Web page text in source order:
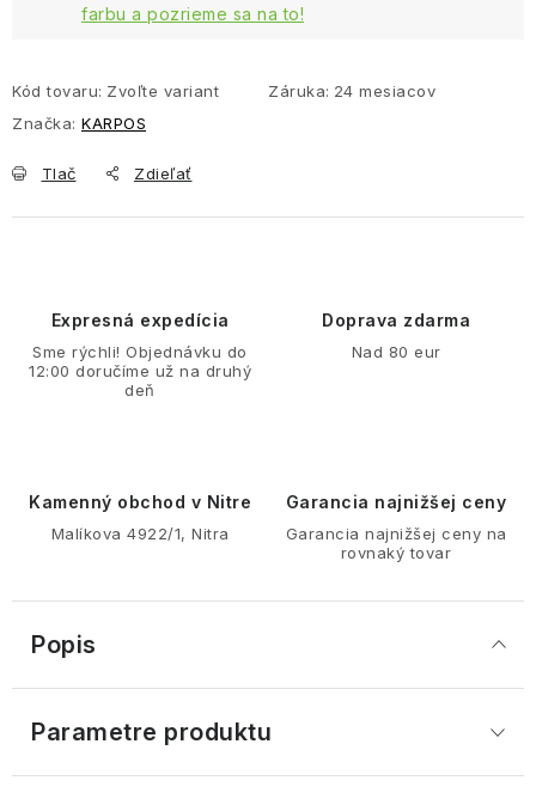
farbu a pozrieme sa na to!
Kód tovaru: Zvoľte variant Záruka: 24 mesiacov
Značka: KARPOS
Tlač Zdieľať
Expresná expedícia
Sme rýchli! Objednávku do
12:00 doručíme už na druhý
deň
Doprava zdarma
Nad 80 eur
Kamenný obchod v Nitre
Malíkova 4922/1, Nitra
Garancia najnižšej ceny
Garancia najnižšej ceny na
rovnaký tovar
Popis
Parametre produktu